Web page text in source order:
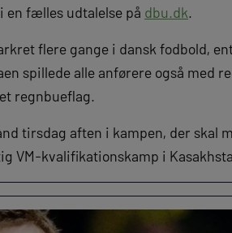
en fælles udtalelse på dbu.dk.
flere gange i dansk fodbold,
spillede alle anførere også med
regnbueflag.
tirsdag aften i kampen, der skal
VM-kvalifikationskamp i